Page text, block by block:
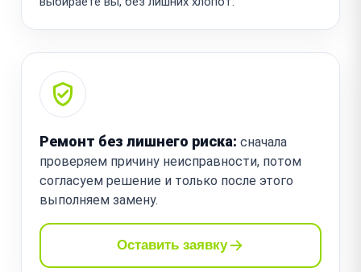
Ремонт без лишнего риска: сначала
проверяем причину неисправности, потом
согласуем решение и только после этого
выполняем замену.
Оставить заявку